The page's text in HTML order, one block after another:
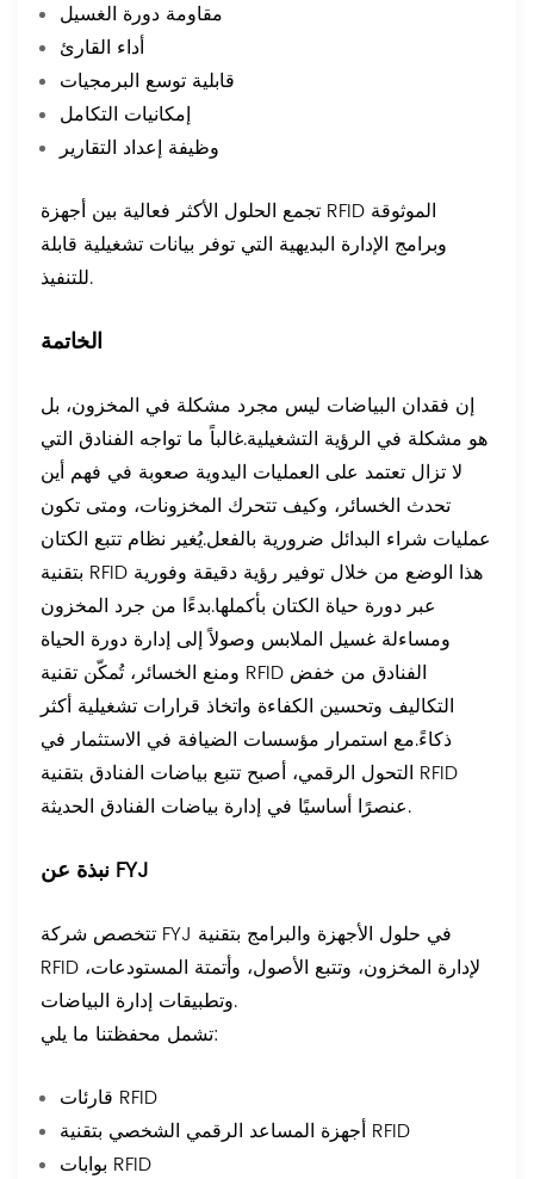
مقاومة دورة الغسيل
أداء القارئ
قابلية توسع البرمجيات
إمكانيات التكامل
وظيفة إعداد التقارير
تجمع الحلول الأكثر فعالية بين أجهزة RFID الموثوقة
وبرامج الإدارة البديهية التي توفر بيانات تشغيلية قابلة
للتنفيذ.
الخاتمة
إن فقدان البياضات ليس مجرد مشكلة في المخزون، بل
هو مشكلة في الرؤية التشغيلية.غالباً ما تواجه الفنادق التي
لا تزال تعتمد على العمليات اليدوية صعوبة في فهم أين
تحدث الخسائر، وكيف تتحرك المخزونات، ومتى تكون
عمليات شراء البدائل ضرورية بالفعل.يُغير نظام تتبع الكتان
بتقنية RFID هذا الوضع من خلال توفير رؤية دقيقة وفورية
عبر دورة حياة الكتان بأكملها.بدءًا من جرد المخزون
ومساءلة غسيل الملابس وصولاً إلى إدارة دورة الحياة
ومنع الخسائر، تُمكّن تقنية RFID الفنادق من خفض
التكاليف وتحسين الكفاءة واتخاذ قرارات تشغيلية أكثر
ذكاءً.مع استمرار مؤسسات الضيافة في الاستثمار في
التحول الرقمي، أصبح تتبع بياضات الفنادق بتقنية RFID
عنصرًا أساسيًا في إدارة بياضات الفنادق الحديثة.
نبذة عن FYJ
تتخصص شركة FYJ في حلول الأجهزة والبرامج بتقنية
RFID لإدارة المخزون، وتتبع الأصول، وأتمتة المستودعات،
وتطبيقات إدارة البياضات.
تشمل محفظتنا ما يلي:
قارئات RFID
أجهزة المساعد الرقمي الشخصي بتقنية RFID
بوابات RFID